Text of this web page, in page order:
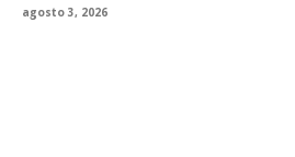
agosto 3, 2026